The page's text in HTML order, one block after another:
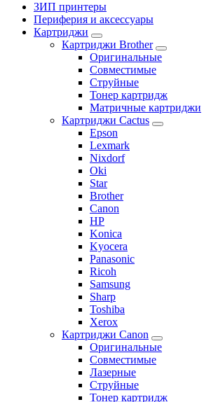
ЗИП принтеры
Периферия и аксессуары
Картриджи
Картриджи Brother
Оригинальные
Совместимые
Струйные
Тонер картридж
Матричные картриджи
Картриджи Cactus
Epson
Lexmark
Nixdorf
Oki
Star
Brother
Canon
HP
Konica
Kyocera
Panasonic
Ricoh
Samsung
Sharp
Toshiba
Xerox
Картриджи Canon
Оригинальные
Совместимые
Лазерные
Струйные
Тонер картридж